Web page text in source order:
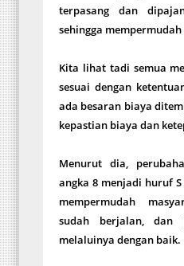
terpasang dan
sehingga
Kita lihat tadi semua
sesuai dengan
ada besaran biaya
kepastian biaya dan
Menurut dia,
angka 8 menjadi huruf
mempermudah
sudah berjalan, dan
melaluinya dengan baik.